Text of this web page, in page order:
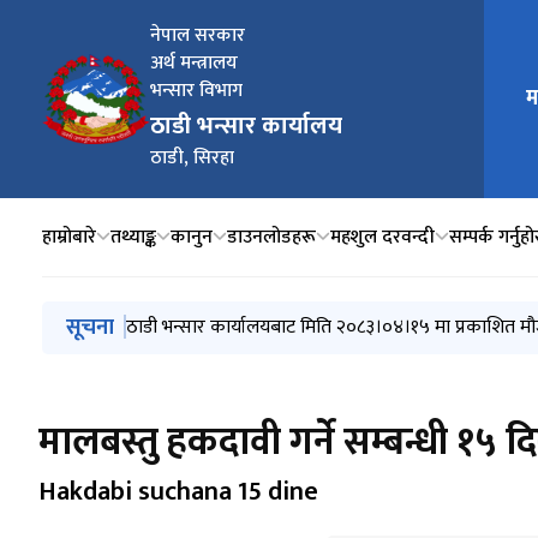
नेपाल सरकार
अर्थ मन्त्रालय
भन्सार विभाग
ठाडी भन्सार कार्यालय
ठाडी, सिरहा
मुख्य
हाम्रोबारे तथ्याङ्क कानुन डाउनलोडहरू महशुल दरवन्दी सम्पर्क
मुख्य नेभिगेसनमा जानुहोस्
सूचना खुल्ला बोलकबोलबाट लिलाम सम्बन्धी १५ दिने सूचना
ठाडी भन्सार कार्यालयबाट मिति २०८३।०४।१५ मा प्रकाशित
ठाडी भन्सार कार्यालयबाट मिति २०८३।०४।१५ मा प्रकाशित
ठाडी भन्सार कार्यालयबाट मिति २०८३।०४।११ मा प्रकाशित
ठाडी भन्सार कार्यालयबाट मिति २०८३।०४।०६ मा प्रकाशित
मालबस्तु हकदावी गर्ने सम्बन्धी १५
Hakdabi suchana 15 dine